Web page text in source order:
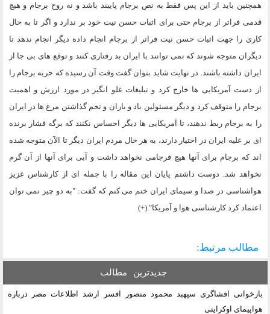
همچنین باید از این پس فقط به نص برجام پایبند باشد و نه روح برجام و هیچ
قدمی فراتر از برجام حتی برای اثبات حسن نیت خود بر ندارد و اگر تا به حال
کاری را جهت اثبات حسن نیت فراتر از برجام انجام داده دیگر انجام ندهد تا
دیگران متوجه شوند که نمی توانند با ایران بد رفتاری کنند و توقع های بی جا از
ایران داشته باشند. در نهایت شاید بتوان گفت وقت آن رسیده که حربه برجام را
از دست آمریکایی ها خارج کرد و تبلیغات غلو انگیز در مورد ارزش و اهمیت
برجام را متوقف کرد و دیگر مسئولین باد و باران و تخم گذاشتن مرغ ها در ایران
را به برجام ربط ندهند، تا آمریکایی ها دیگر احساس نکنند که برگه فشار برنده
ای بر علیه ایران در اختیار دارند، به هر حال مردم ایران دیگر تا الآن متوجه شده
اند که برجام برای آنها هیچ فرجامی نخواهد داشت و آبی برای آنها از آن گرم
نخواهد شد. دوست داشتم پایان این مقاله را با جمله ای از کارشناس عزیز
هواشناسی در صدا و سیمای ایران ختم می کنم که گفت: "به دو چیز نمی توان
اعتماد کرد کارشناسی هوا و آمریکا".(+
)
مطالب مرتبط:
جدیدترین مطالب
بازخوانی افشاگری سپهبد محمود منصور افسر ارشد اطلاعات مصر درباره
هواپیمای اوکراینی